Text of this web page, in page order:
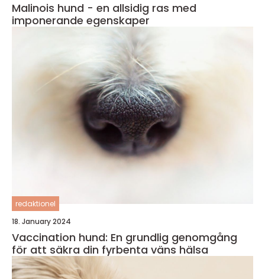
Malinois hund - en allsidig ras med
imponerande egenskaper
redaktionel
18. January 2024
Vaccination hund: En grundlig genomgång
för att säkra din fyrbenta väns hälsa